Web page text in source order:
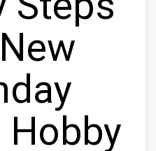
Hobby